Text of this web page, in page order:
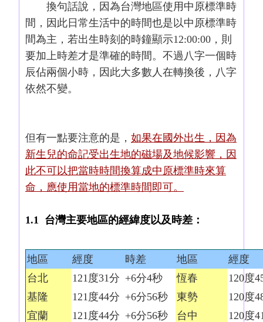
換句話說，因為台灣地區使用中原標準時
間，因此日常生活中的時間也是以中原標準時
間為主，若出生時刻的時鐘顯示12:00:00，則
要加上時差才是準確的時間。不過八字一個時
辰佔兩個小時，因此大多數人在轉換後，八字
依然不變。
但有一點要注意的是， 如果在國外出生，因為
新生兒的命記受出生地的磁場及地候影響，因
此不可以把當時時間換算成中原標準時來算
命，應使用當地的標準時間即可。
1.1 台灣主要地區的經緯度以及時差：
地區 經度 時差 地區
經度
台北
121度31分 +6分4秒 恆春
120度
基隆
121度44分 +6分56秒 東勢
120度
宜蘭
121度44分 +6分56秒 台中
120度